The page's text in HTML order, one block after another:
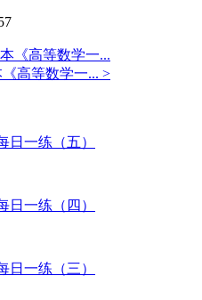
《高等数学一...
高等数学一... >
日一练（五）
日一练（四）
日一练（三）